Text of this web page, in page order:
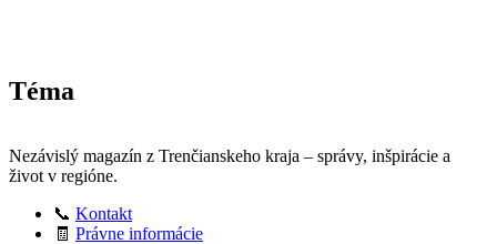
Téma
Nezávislý magazín z Trenčianskeho kraja – správy, inšpirácie a
život v regióne.
📞 Kontakt
🧾 Právne informácie